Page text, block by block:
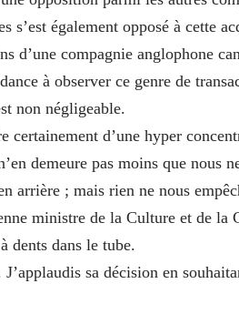
s’est également opposé à cette
d’une compagnie anglophone
à observer ce genre de
non négligeable.
certainement d’une hyper
demeure pas moins que nous
arrière ; mais rien ne nous
ministre de la Culture et de
dents dans le tube.
sa décision en